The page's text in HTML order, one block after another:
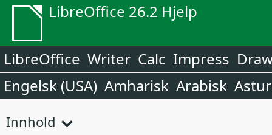
LibreOffice 26.2 Hjelp
LibreOffice Writer Calc Impress
Engelsk (USA) Amharisk Arabisk
Innhold